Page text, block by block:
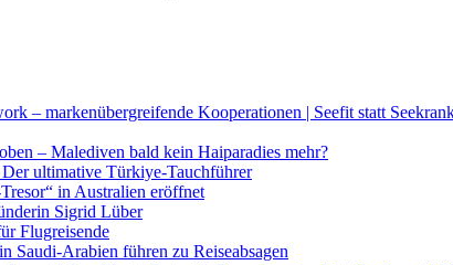
– markenübergreifende Kooperationen | Seefit statt
– Malediven bald kein Haiparadies mehr?
ultimative Türkiye-Tauchführer
in Australien eröffnet
Sigrid Lüber
Flugreisende
Saudi-Arabien führen zu Reiseabsagen